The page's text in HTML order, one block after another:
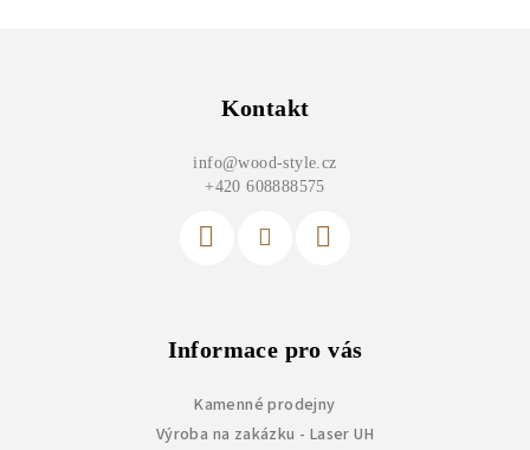
Kontakt
info@wood-style.cz
+420 608888575
Informace pro vás
Kamenné prodejny
Výroba na zakázku - Laser UH